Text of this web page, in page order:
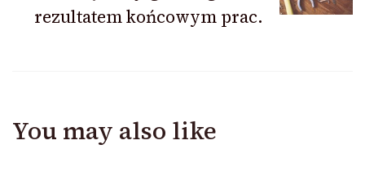
rezultatem końcowym prac.
You may also like